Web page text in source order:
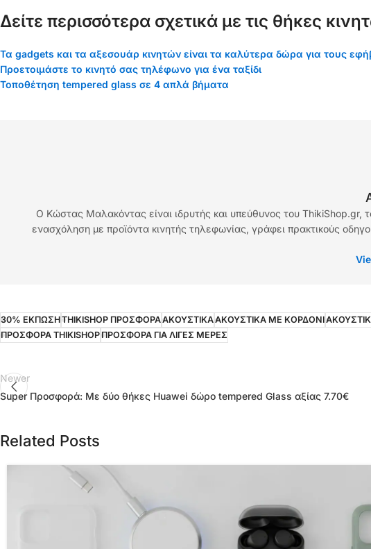
Δείτε περισσότερα σχετικά με τις θήκες
Τα gadgets και τα αξεσουάρ κινητών είναι τα καλύτερα δώρα για τους
Προετοιμάστε το κινητό σας τηλέφωνο για ένα ταξίδι
Τοποθέτηση tempered glass σε 4 απλά βήματα
Ο Κώστας Μαλακόντας είναι ιδρυτής και υπεύθυνος του ThikiShop.gr,
ενασχόληση με προϊόντα κινητής τηλεφωνίας, γράφει πρακτικούς
30% ΕΚΠΩΣΗTHIKISHOP ΠΡΟΣΦΟΡΑΑΚΟΥΣΤΙΚΑΑΚΟΥΣΤΙΚΑ ΜΕ ΚΟΡΔΟΝΙ
ΠΡΟΣΦΟΡΑ THIKISHOPΠΡΟΣΦΟΡΑ ΓΙΑ ΛΙΓΕΣ ΜΕΡΕΣ
Newer
Super Προσφορά: Με δύο θήκες Huawei δώρο tempered Glass αξίας 7.70€
Related Posts